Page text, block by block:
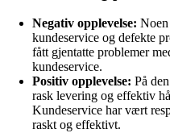
Negativ opplevelse:
kundeservice og defekte
fått gjentatte problemer
kundeservice.
Positiv opplevelse: På
rask levering og effektiv
Kundeservice har vært
raskt og effektivt.